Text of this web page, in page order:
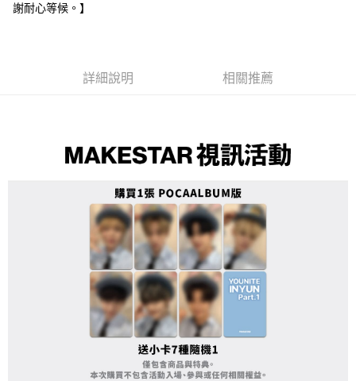
相關說明
１．簡單：不需註冊會員、不需綁卡、不需儲值。
２．便利：只要手機號碼，簡訊認證，即可結帳。
１．於結帳方式選擇「AFTEE先享後付」後，將跳轉至「AFTEE先享後付」
結帳頁面，進行簡訊認證並確認金額後，即可完成結帳。
３．收到繳費通知簡訊後14天內，點擊此簡訊中的連結，可透過四大超商／
ATM／網路銀行／等多元方式進行付款，方視為交易完成。
※ 請注意：結帳手續完成當下不需立刻繳費，但若您需要取消訂單，請聯絡
購買商品的店家。未經商家同意取消之訂單仍視為有效，需透過AFTEE先享
後付繳納相關費用。
※ 交易是否成功請以「AFTEE先享後付 」之結帳頁面顯示為準，若有關於
是否繳費成功／繳費後需取消欲退款等相關疑問，請聯繫「AFTEE先享後付
https://netprotections.freshdesk.com/support/home
１．透過由恩沛科技股份有限公司提供之「AFTEE先享後付」服務完成之交
易，需依本服務之必要範圍內提供個人資料，並將交易相關給付款項請求債
權轉讓予恩沛科技股份有限公司。
２．關於個人資料處理事宜，請瀏覽以下網址：
付款後全家取貨
每筆NT$60，滿NT$1,599(含以上)免運費
付款後7-11取貨
每筆NT$60，滿NT$1,599(含以上)免運費
謝耐心等候。】
詳細說明 相關推薦